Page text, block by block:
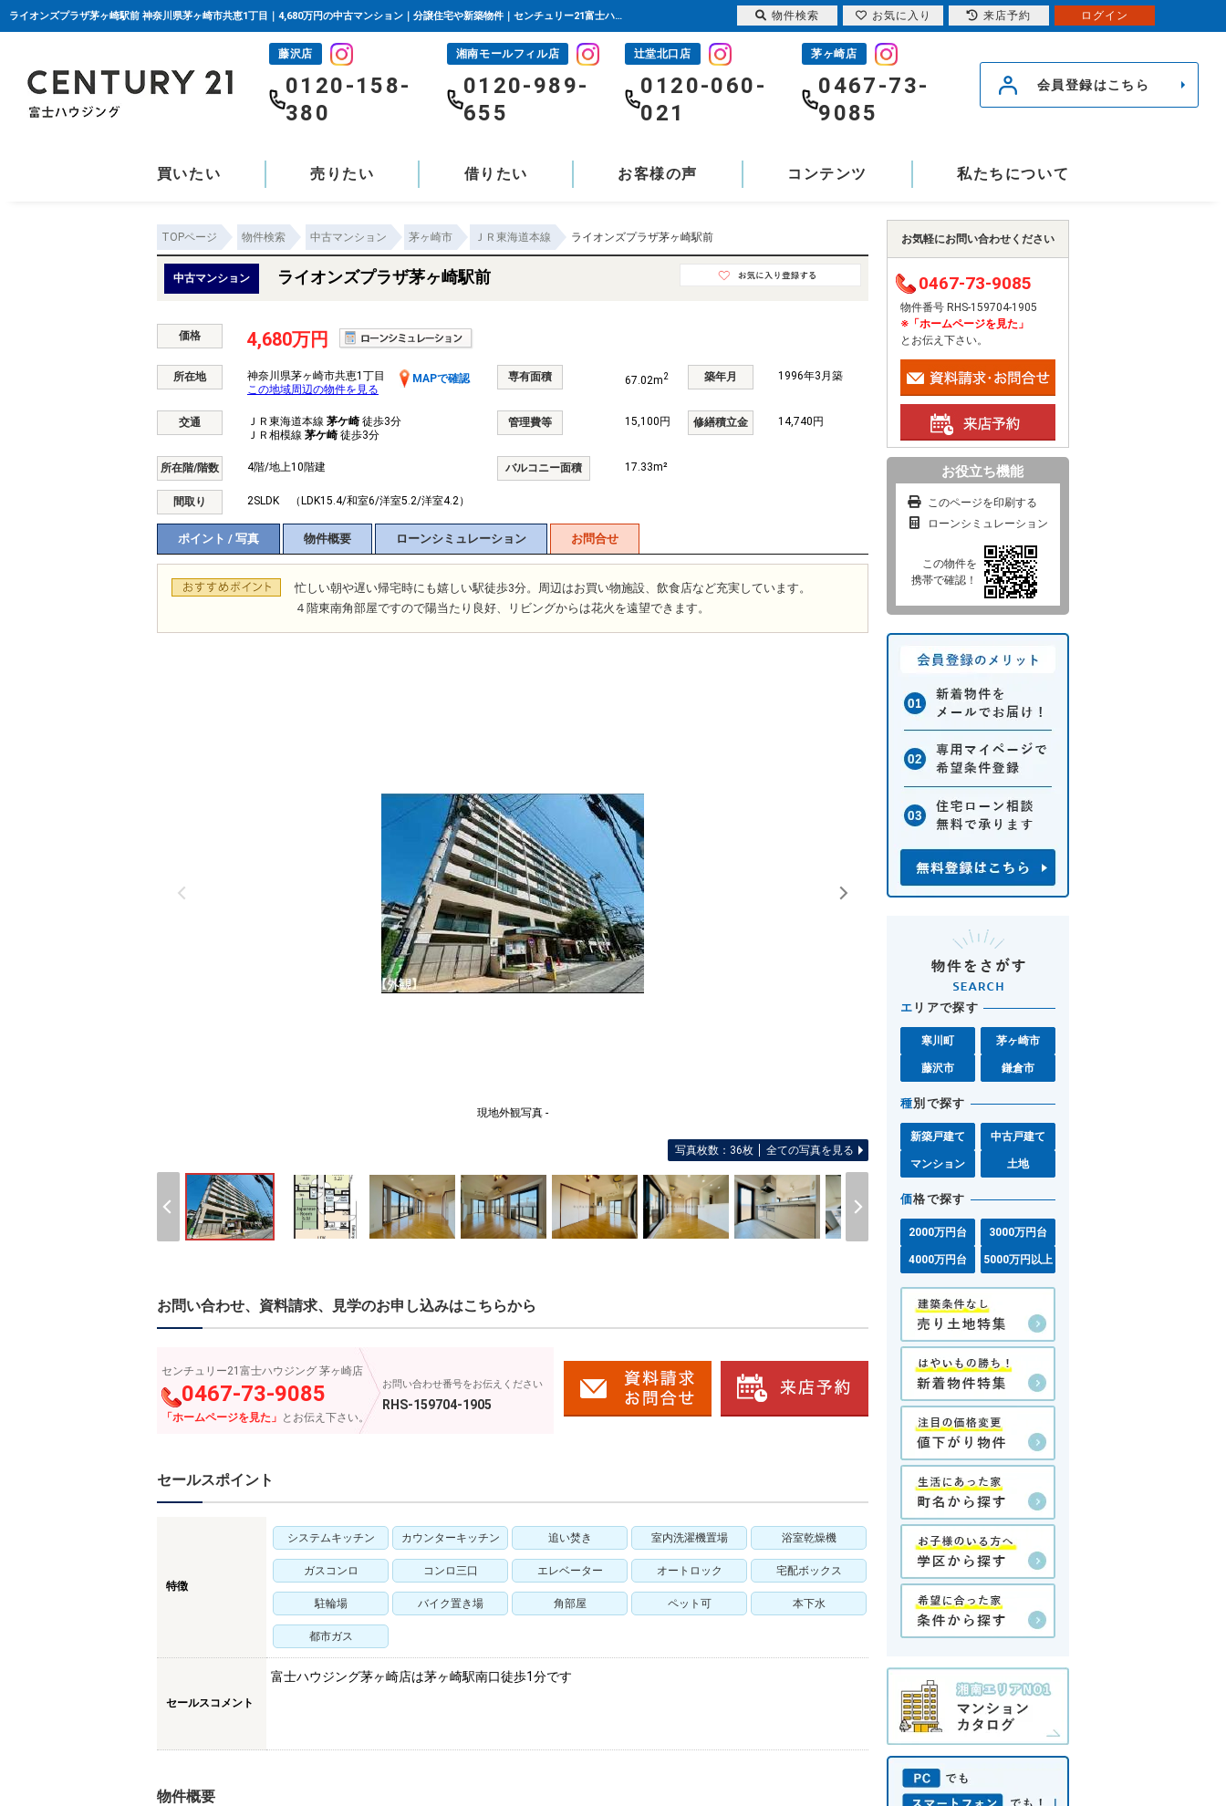
ライオンズプラザ茅ヶ崎駅前 神奈川県茅ヶ崎市共恵1丁目｜4,680万円の中古マンション｜分譲住宅や新築物件｜センチュリー21富士ハウジング
藤沢店
0120-158-
380
湘南モールフィル店
0120-989-
655
辻堂北口店
0120-060-
021
茅ヶ崎店
0467-73-
9085
会員登録はこちら
買いたい 売りたい 借りたい お客様の声 コンテンツ 私たちについて
TOPページ 物件検索 中古マンション 茅ヶ崎市 ＪＲ東海道本線 ライオンズプラザ茅ヶ崎駅前
中古マンション ライオンズプラザ茅ヶ崎駅前
価格 4,680万円
所在地 神奈川県茅ヶ崎市共恵1丁目
MAPで確認
この地域周辺の物件を見る
専有面積 67.02m2 築年月 1996年3月築
交通 ＪＲ東海道本線 茅ケ崎 徒歩3分
ＪＲ相模線 茅ケ崎 徒歩3分
管理費等 15,100円 修繕積立金 14,740円
所在階/階数 4階/地上10階建 バルコニー面積 17.33m²
間取り 2SLDK （LDK15.4/和室6/洋室5.2/洋室4.2）
ポイント / 写真 物件概要 ローンシミュレーション お問合せ
忙しい朝や遅い帰宅時にも嬉しい駅徒歩3分。周辺はお買い物施設、飲食店など充実しています。
４階東南角部屋ですので陽当たり良好、リビングからは花火を遠望できます。
現地外観写真 -
写真枚数：36枚 全ての写真を見る
お問い合わせ、資料請求、見学のお申し込みはこちらから
センチュリー21富士ハウジング 茅ヶ崎店
0467-73-9085
「ホームページを見た」 とお伝え下さい。
お問い合わせ番号をお伝えください
RHS-159704-1905
セールスポイント
特徴
システムキッチン カウンターキッチン 追い焚き 室内洗濯機置場 浴室乾燥機
ガスコンロ コンロ三口 エレベーター オートロック 宅配ボックス
駐輪場 バイク置き場 角部屋 ペット可 本下水
都市ガス
セールスコメント
富士ハウジング茅ヶ崎店は茅ヶ崎駅南口徒歩1分です
物件概要
お気軽にお問い合わせください
0467-73-9085
物件番号 RHS-159704-1905
※「ホームページを見た」
とお伝え下さい。
お役立ち機能
このページを印刷する
ローンシミュレーション
この物件を
携帯で確認！
エ リアで探す
寒川町 茅ヶ崎市
藤沢市 鎌倉市
種別で探す
新築戸建て 中古戸建て
マンション 土地
価格で探す
2000万円台 3000万円台
4000万円台 5000万円以上
物件検索 お気に入り 来店予約 ログイン